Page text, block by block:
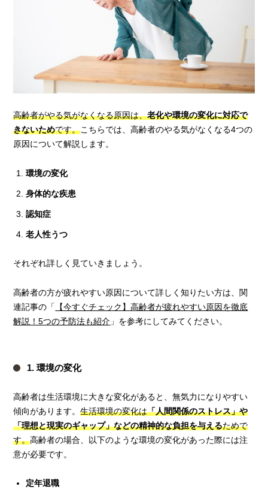
高齢者がやる気がなくなる原因は、老化や環境の変化に対応で
きないためです。こちらでは、高齢者のやる気がなくなる4つの
原因について解説します。
環境の変化
身体的な疾患
認知症
老人性うつ
それぞれ詳しく見ていきましょう。
高齢者の方が疲れやすい原因について詳しく知りたい方は、関
連記事の「 【今すぐチェック】高齢者が疲れやすい原因を徹底
解説！5つの予防法も紹介 」を参考にしてみてください。
1. 環境の変化
高齢者は生活環境に大きな変化があると、無気力になりやすい
傾向があります。生活環境の変化は「人間関係のストレス」や
「理想と現実のギャップ」などの精神的な負担を与えるためで
す。高齢者の場合、以下のような環境の変化があった際には注
意が必要です。
定年退職